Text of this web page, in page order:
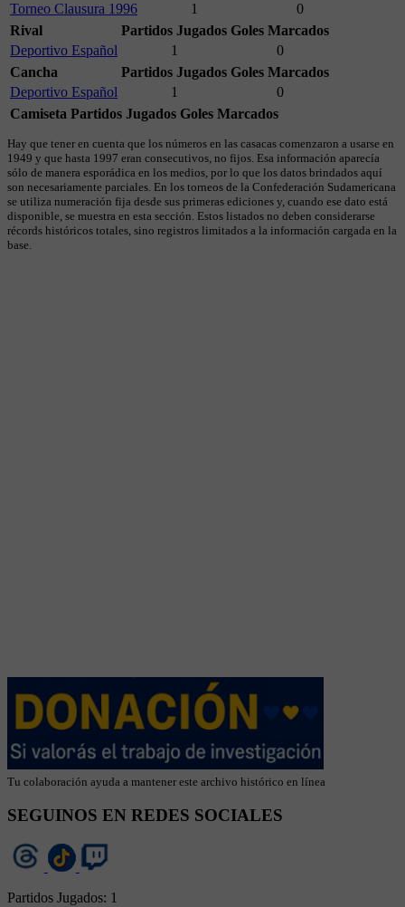
Torneo Clausura 1996
1
0
Rival
Partidos Jugados Goles Marcados
Deportivo Español
1
0
Cancha
Partidos Jugados Goles Marcados
Deportivo Español
1
0
Camiseta Partidos Jugados Goles Marcados
Hay que tener en cuenta que los números en las casacas comenzaron a usarse en
1949 y que hasta 1997 eran consecutivos, no fijos. Esa información aparecía
sólo de manera esporádica en los medios, por lo que los datos brindados aquí
son necesariamente parciales. En los torneos de la Confederación Sudamericana
se utiliza numeración fija desde sus primeras ediciones y, cuando ese dato está
disponible, se muestra en esta sección. Estos listados no deben considerarse
récords históricos totales, sino registros limitados a la información cargada en la
base.
Tu colaboración ayuda a mantener este archivo histórico en línea
SEGUINOS EN REDES SOCIALES
Partidos Jugados: 1